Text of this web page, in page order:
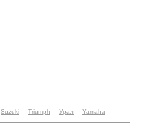
Suzuki Triumph Урал Yamaha